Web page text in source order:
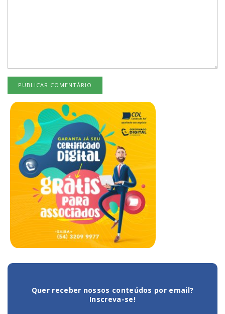
Quer receber nossos conteúdos por email?
Inscreva-se!